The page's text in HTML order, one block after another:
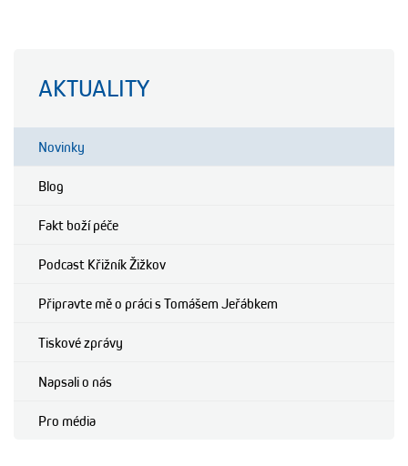
AKTUALITY
Novinky
Blog
Fakt boží péče
Podcast Křižník Žižkov
Připravte mě o práci s Tomášem Jeřábkem
Tiskové zprávy
Napsali o nás
Pro média